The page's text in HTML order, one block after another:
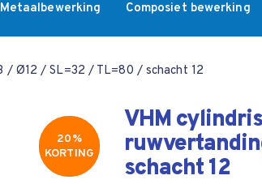
Metaalbewerking Composiet bewerking
/ Ø12 / SL=32 / TL=80 / schacht 12
20%
KORTING
20%
KORTING
VHM
schacht 12